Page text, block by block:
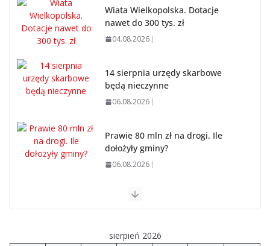
Wiata Wielkopolska. Dotacje
nawet do 300 tys. zł
04.08.2026
14 sierpnia urzędy skarbowe
będą nieczynne
06.08.2026
Prawie 80 mln zł na drogi. Ile
dołożyły gminy?
06.08.2026
Szkoła we Władysławowie
sierpień 2026